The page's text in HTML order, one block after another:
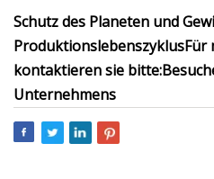
Schutz des Planeten und
ProduktionslebenszyklusFür
kontaktieren sie bitte:
Unternehmens